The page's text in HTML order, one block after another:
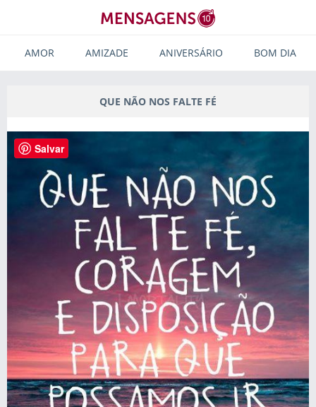
AMOR AMIZADE ANIVERSÁRIO BOM DIA
QUE NÃO NOS FALTE FÉ
Salvar